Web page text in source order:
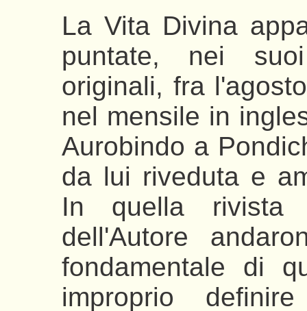
La Vita Divina
puntate, nei
originali, fra
nel mensile in
Aurobindo a
da lui riveduta e
In quella rivista
dell'Autore
fondamentale di
improprio